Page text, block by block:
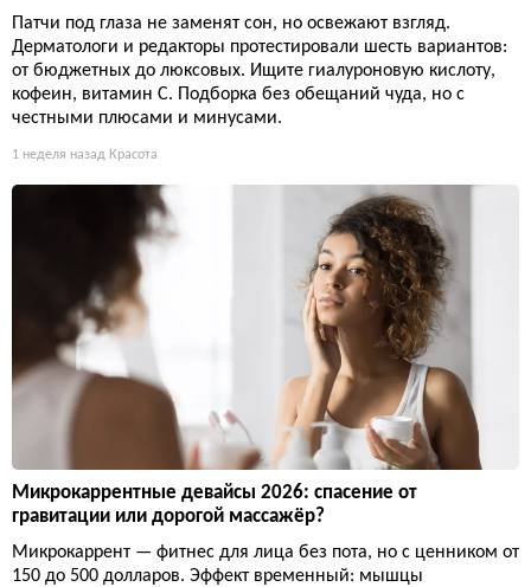
Патчи под глаза не заменят сон, но освежают взгляд.
Дерматологи и редакторы протестировали шесть вариантов:
от бюджетных до люксовых. Ищите гиалуроновую кислоту,
кофеин, витамин С. Подборка без обещаний чуда, но с
честными плюсами и минусами.
1 неделя назад Красота
Микрокаррентные девайсы 2026: спасение от
гравитации или дорогой массажёр?
Микрокаррент — фитнес для лица без пота, но с ценником от
150 до 500 долларов. Эффект временный: мышцы